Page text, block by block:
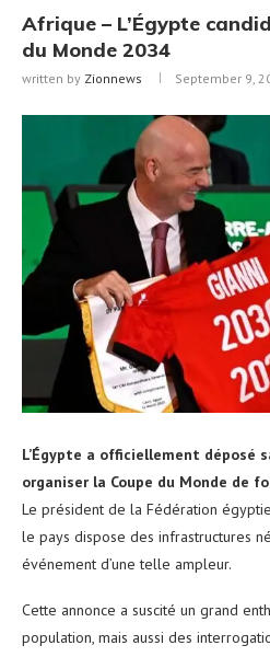
Afrique – L’Égypte
du Monde 2034
written by Zionnews September 9,
L’Égypte a officiellement déposé
organiser la Coupe du Monde de
Le président de la Fédération
le pays dispose des infrastructures
événement d’une telle ampleur.
Cette annonce a suscité un grand
population, mais aussi des